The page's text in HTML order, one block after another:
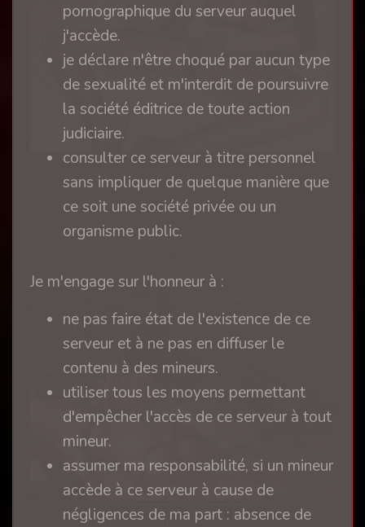
Viens j'attends (1).jpg
il y a 7 ans
pornographique du serveur auquel
j'accède.
je déclare n'être choqué par aucun type
de sexualité et m'interdit de poursuivre
la société éditrice de toute action
judiciaire.
consulter ce serveur à titre personnel
sans impliquer de quelque manière que
ce soit une société privée ou un
organisme public.
Je m'engage sur l'honneur à :
ne pas faire état de l'existence de ce
serveur et à ne pas en diffuser le
contenu à des mineurs.
utiliser tous les moyens permettant
d'empêcher l'accès de ce serveur à tout
mineur.
assumer ma responsabilité, si un mineur
accède à ce serveur à cause de
négligences de ma part : absence de